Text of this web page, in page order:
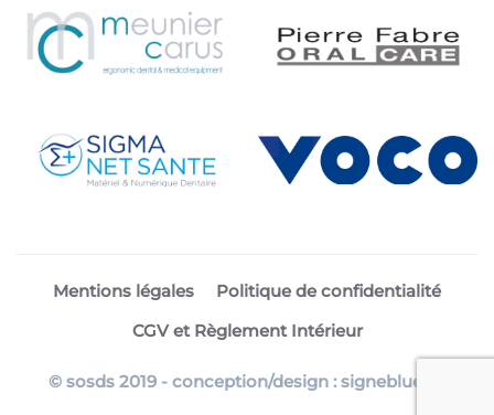
Mentions légales
Politique de confidentialité
CGV et Règlement Intérieur
© sosds 2019 - conception/design : signebluette